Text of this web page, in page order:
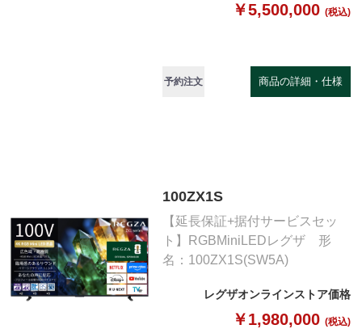
￥5,500,000 (税込)
予約注文 商品の詳細・仕様
100ZX1S
【延長保証+据付サービスセッ
ト】RGBMiniLEDレグザ 形
名：100ZX1S(SW5A)
レグザオンラインストア価格
￥1,980,000 (税込)